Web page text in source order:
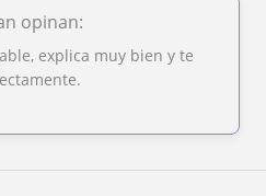
opinan:
explica muy bien y te